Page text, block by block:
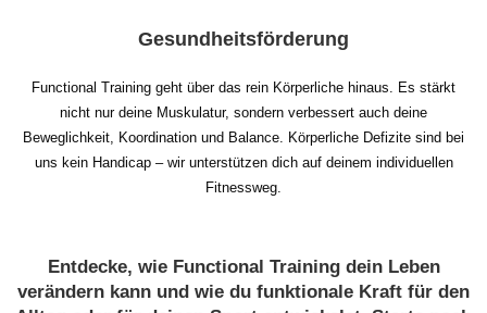
Gesundheitsförderung
Functional Training geht über das rein Körperliche hinaus. Es stärkt
nicht nur deine Muskulatur, sondern verbessert auch deine
Beweglichkeit, Koordination und Balance. Körperliche Defizite sind bei
uns kein Handicap – wir unterstützen dich auf deinem individuellen
Fitnessweg.
Entdecke, wie Functional Training dein Leben
verändern kann und wie du funktionale Kraft für den